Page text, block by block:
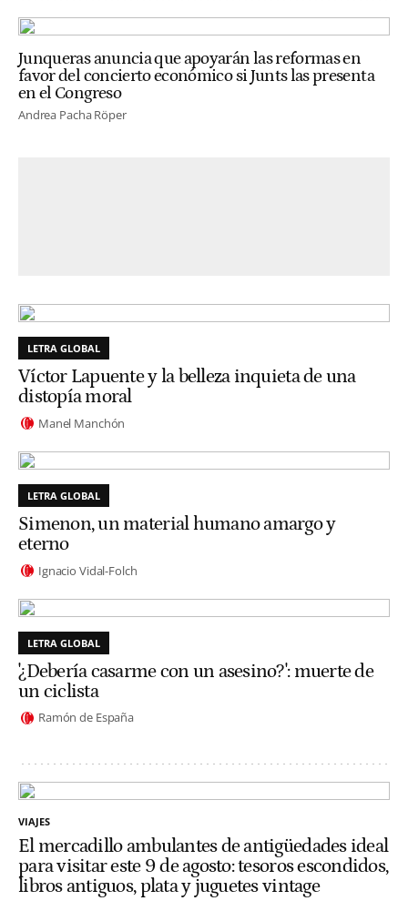
Junqueras anuncia que apoyarán las reformas en
favor del concierto económico si Junts las presenta
en el Congreso
Andrea Pacha Röper
LETRA GLOBAL
Víctor Lapuente y la belleza inquieta de una
distopía moral
Manel Manchón
LETRA GLOBAL
Simenon, un material humano amargo y
eterno
Ignacio Vidal-Folch
LETRA GLOBAL
'¿Debería casarme con un asesino?': muerte de
un ciclista
Ramón de España
VIAJES
El mercadillo ambulantes de antigüedades ideal
para visitar este 9 de agosto: tesoros escondidos,
libros antiguos, plata y juguetes vintage